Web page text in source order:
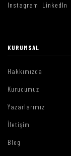
Instagram LinkedIn
KURUMSAL
Hakkımızda
Kurucumuz
Yazarlarımız
İletişim
Blog